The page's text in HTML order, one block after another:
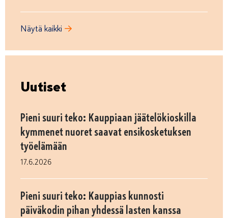
Näytä kaikki
Uutiset
Pieni suuri teko: Kauppiaan jäätelökioskilla
kymmenet nuoret saavat ensikosketuksen
työelämään
17.6.2026
Pieni suuri teko: Kauppias kunnosti
päiväkodin pihan yhdessä lasten kanssa